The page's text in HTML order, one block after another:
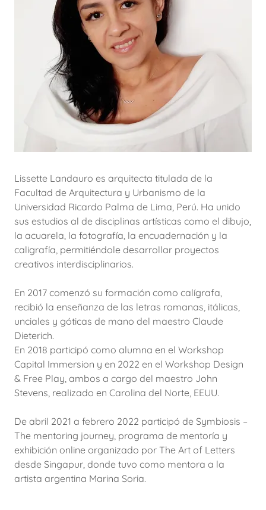
Lissette Landauro es arquitecta titulada de la
Facultad de Arquitectura y Urbanismo de la
Universidad Ricardo Palma de Lima, Perú. Ha unido
sus estudios al de disciplinas artísticas como el dibujo,
la acuarela, la fotografía, la encuadernación y la
caligrafía, permitiéndole desarrollar proyectos
creativos interdisciplinarios.
En 2017 comenzó su formación como calígrafa,
recibió la enseñanza de las letras romanas, itálicas,
unciales y góticas de mano del maestro Claude
Dieterich.
En 2018 participó como alumna en el Workshop
Capital Immersion y en 2022 en el Workshop Design
& Free Play, ambos a cargo del maestro John
Stevens, realizado en Carolina del Norte, EEUU.
De abril 2021 a febrero 2022 participó de Symbiosis –
The mentoring journey, programa de mentoría y
exhibición online organizado por The Art of Letters
desde Singapur, donde tuvo como mentora a la
artista argentina Marina Soria.